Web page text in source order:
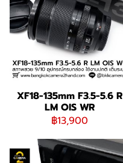
XF18-135mm F3.5-5.6 R
LM OIS WR
฿13,900